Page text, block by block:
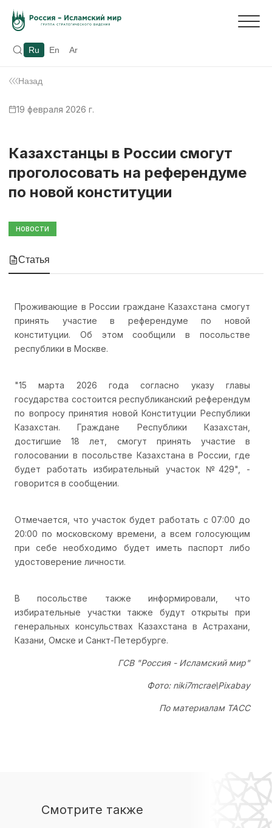
Ru En Ar
Назад
19 февраля 2026 г.
Казахстанцы в России смогут
проголосовать на референдуме
по новой конституции
НОВОСТИ
Статья
Проживающие в России граждане Казахстана смогут
принять участие в референдуме по новой
конституции. Об этом сообщили в посольстве
республики в Москве.
"15 марта 2026 года согласно указу главы
государства состоится республиканский референдум
по вопросу принятия новой Конституции Республики
Казахстан. Граждане Республики Казахстан,
достигшие 18 лет, смогут принять участие в
голосовании в посольстве Казахстана в России, где
будет работать избирательный участок №429", -
говорится в сообщении.
Отмечается, что участок будет работать с 07:00 до
20:00 по московскому времени, а всем голосующим
при себе необходимо будет иметь паспорт либо
удостоверение личности.
В посольстве также информировали, что
избирательные участки также будут открыты при
генеральных консульствах Казахстана в Астрахани,
Казани, Омске и Санкт-Петербурге.
ГСВ "Россия - Исламский мир"
Фото: niki7mcrae\Pixabay
По материалам ТАСС
Смотрите также